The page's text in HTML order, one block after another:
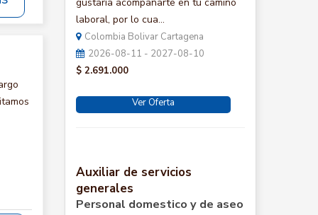
laboral, por lo cua...
Colombia Bolivar Cartagena
2026-08-11 - 2027-08-10
$ 2.691.000
Ver Oferta
Auxiliar de servicios
generales
Personal domestico y de aseo